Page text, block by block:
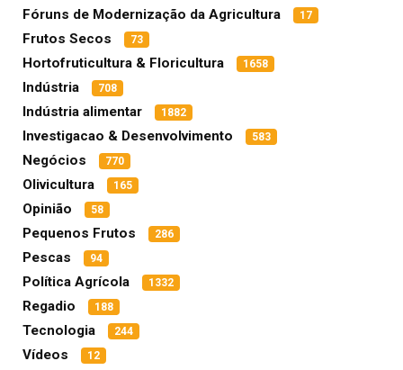
Fóruns de Modernização da Agricultura 17
Frutos Secos 73
Hortofruticultura & Floricultura 1658
Indústria 708
Indústria alimentar 1882
Investigacao & Desenvolvimento 583
Negócios 770
Olivicultura 165
Opinião 58
Pequenos Frutos 286
Pescas 94
Política Agrícola 1332
Regadio 188
Tecnologia 244
Vídeos 12